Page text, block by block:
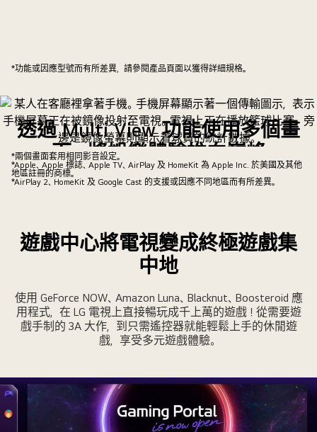
*功能或因應型號而有所差異，請參閱產品頁面以獲得詳細規格。
透過 Multi View 功能使用多個畫
面，將娛樂體驗推向巔峰
Multi View 功能讓電視發揮最大效能。透過 Google Cast 和
AirPlay 鏡像投射裝置畫面至電視。將螢幕分成兩個獨立視窗
*兩個畫面套用相同影音設定。
*Apple、Apple 標誌、Apple TV、AirPlay 及 HomeKit 為 Apple Inc. 於美國及其他
地區註冊的商標。
*AirPlay 2、HomeKit 及 Google Cast 的支援或因應不同地區而有所差異。
遊戲中心將電視變成終極遊戲集
中地
使用 GeForce NOW、Amazon Luna、Blacknut、Boosteroid 應
用程式，在 LG 電視上直接暢玩成千上萬的遊戲！從需要遊
戲手制的 3A 大作，到只需遙控器就能輕鬆上手的休閒遊
戲，享受多元遊戲體驗。